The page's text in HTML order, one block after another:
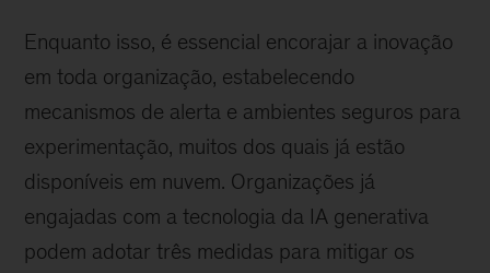
Enquanto isso, é essencial encorajar a inovação
em toda organização, estabelecendo
mecanismos de alerta e ambientes seguros para
experimentação, muitos dos quais já estão
disponíveis em nuvem. Organizações já
engajadas com a tecnologia da IA generativa
podem adotar três medidas para mitigar os